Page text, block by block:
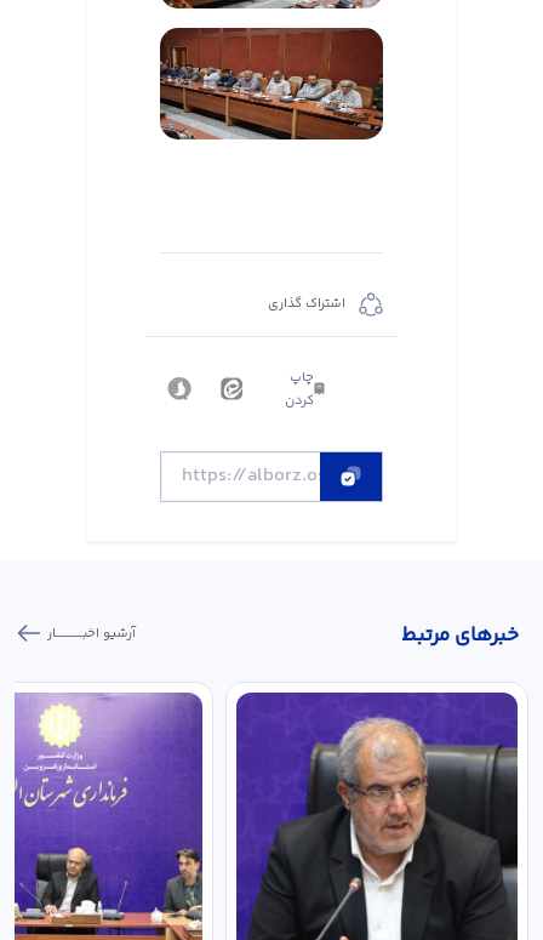
اشتراک گذاری
چاپ
کردن
خبر‌های مرتبط آرشیو اخبـــــــــــار